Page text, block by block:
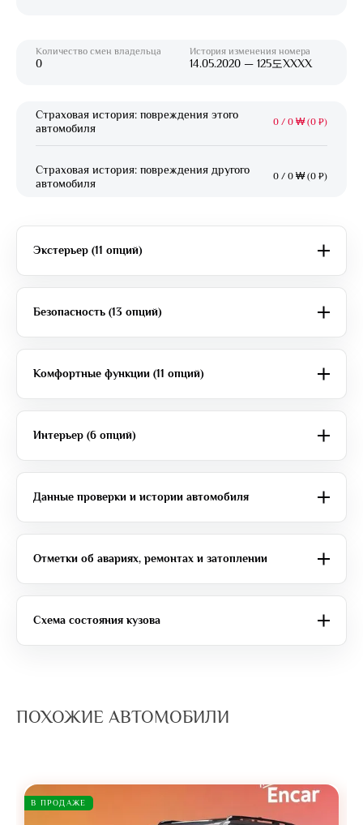
Количество смен владельца
0
История изменения номера
14.05.2020 — 125도XXXX
Страховая история: повреждения этого
автомобиля
0 / 0 ₩ (0 ₽)
Страховая история: повреждения другого
автомобиля
0 / 0 ₩ (0 ₽)
Экстерьер (11 опций)
Безопасность (13 опций)
Комфортные функции (11 опций)
Интерьер (6 опций)
Данные проверки и истории автомобиля
Отметки об авариях, ремонтах и затоплении
Схема состояния кузова
ПОХОЖИЕ АВТОМОБИЛИ
В ПРОДАЖЕ